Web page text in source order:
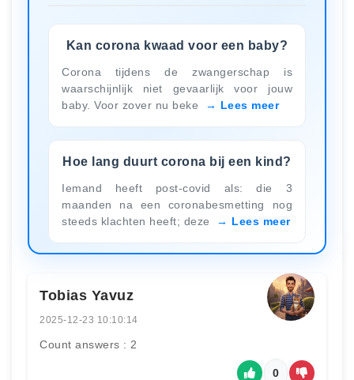
Kan corona kwaad voor een baby?
Corona tijdens de zwangerschap is
waarschijnlijk niet gevaarlijk voor jouw
baby. Voor zover nu beke
Lees meer
Hoe lang duurt corona bij een kind?
Iemand heeft post-covid als: die 3
maanden na een coronabesmetting nog
steeds klachten heeft; deze
Lees meer
Tobias Yavuz
2025-12-23 10:10:14
Count answers : 2
0